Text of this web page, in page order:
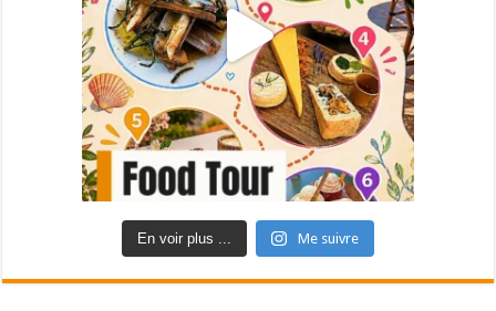
En voir plus ... Me suivre